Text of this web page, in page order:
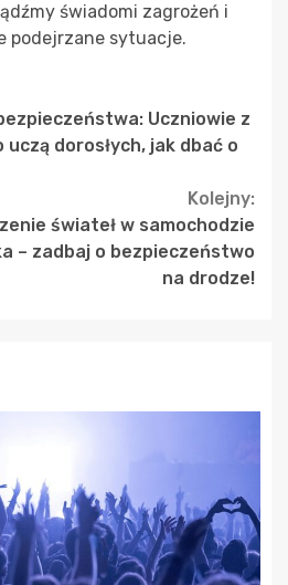
świadomi zagrożeń i
podejrzane sytuacje.
Uczniowie z
uczą dorosłych, jak dbać o
Kolejny:
świateł w samochodzie
– zadbaj o bezpieczeństwo
na drodze!